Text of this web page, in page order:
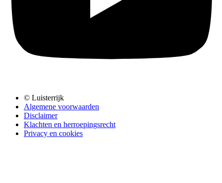
© Luisterrijk
Algemene voorwaarden
Disclaimer
Klachten en herroepingsrecht
Privacy en cookies